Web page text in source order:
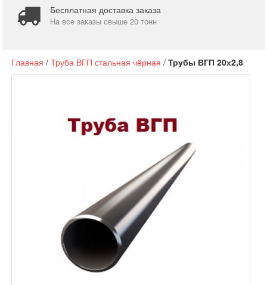
Бесплатная доставка заказа
На все заказы свыше 20 тонн
Главная /Труба ВГП стальная чёрная /Трубы ВГП 20х2,8